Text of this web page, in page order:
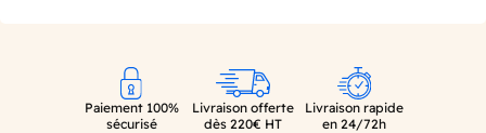
Paiement 100%
sécurisé
Livraison offerte
dès 220€ HT
Livraison rapide
en 24/72h